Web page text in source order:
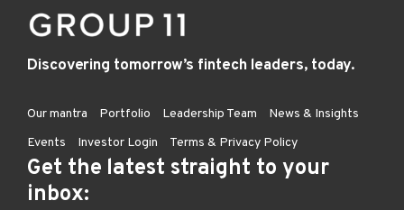
Discovering tomorrow’s fintech leaders, today.
Our mantra Portfolio Leadership Team
News & Insights
Events
Investor Login Terms & Privacy Policy
Get the latest straight to your
inbox: